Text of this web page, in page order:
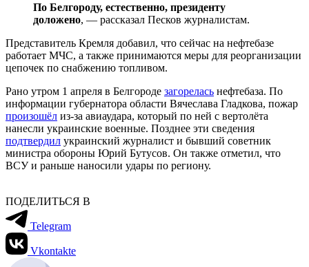
По Белгороду, естественно, президенту
доложено, — рассказал Песков журналистам.
Представитель Кремля добавил, что сейчас на нефтебазе
работает МЧС, а также принимаются меры для реорганизации
цепочек по снабжению топливом.
Рано утром 1 апреля в Белгороде загорелась нефтебаза. По
информации губернатора области Вячеслава Гладкова, пожар
произошёл из-за авиаудара, который по ней с вертолёта
нанесли украинские военные. Позднее эти сведения
подтвердил украинский журналист и бывший советник
министра обороны Юрий Бутусов. Он также отметил, что
ВСУ и раньше наносили удары по региону.
ПОДЕЛИТЬСЯ В
Telegram
Vkontakte